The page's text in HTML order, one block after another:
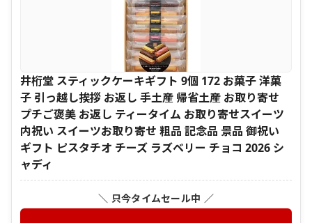
井桁堂 スティックケーキギフト 9個 172 お菓子 洋菓
子 引っ越し挨拶 お返し 手土産 帰省土産 お取り寄せ
プチご褒美 お返し ティータイム お取り寄せスイーツ
内祝い スイーツお取り寄せ 粗品 記念品 景品 御祝い
ギフト ピスタチオ チーズ ラズベリー チョコ 2026 シ
ャディ
＼ 只今タイムセール中 ／